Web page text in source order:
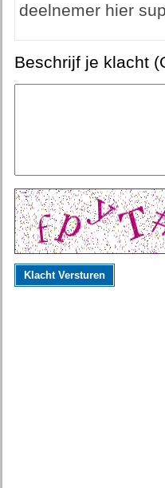
deelnemer hier
Beschrijf je klacht
Klacht Versturen